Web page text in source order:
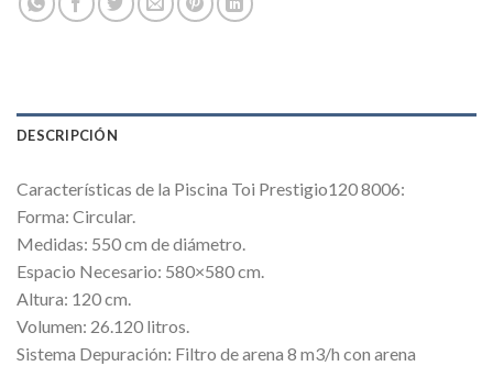
DESCRIPCIÓN
Características de la Piscina Toi Prestigio120 8006:
Forma: Circular.
Medidas: 550 cm de diámetro.
Espacio Necesario: 580×580 cm.
Altura: 120 cm.
Volumen: 26.120 litros.
Sistema Depuración: Filtro de arena 8 m3/h con arena